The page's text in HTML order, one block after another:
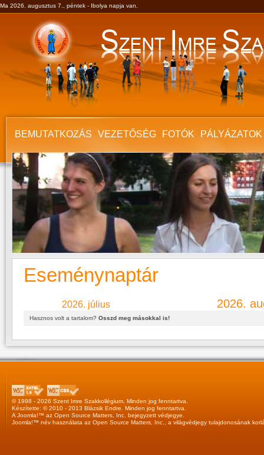
Ma 2026. augusztus 7., péntek - Ibolya napja van.
BEMUTATKOZÁS VEZETŐSÉG FOTÓK PÁLYÁZATOK
Eseménynaptár
2026. július 2026.
Hasznos volt a tartalom? Osszd meg másokkal is!
© 1998 - 2026 Szent Imre Szakkollégium. Minden jog fenntartva.
Készítette: © 2010 - 2013 Blázsik Endre . Minden jog fenntartva.
A Joomla!™ az Open Source Matters, Inc. bejegyzett védjegye.
Joomla!™ név használata az Open Source Matters, Inc. , a világvédjegy tulajdonosának